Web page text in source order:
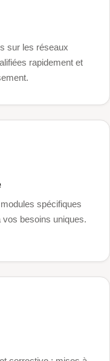
sur les réseaux
rapidement et
spécifiques
besoins uniques.